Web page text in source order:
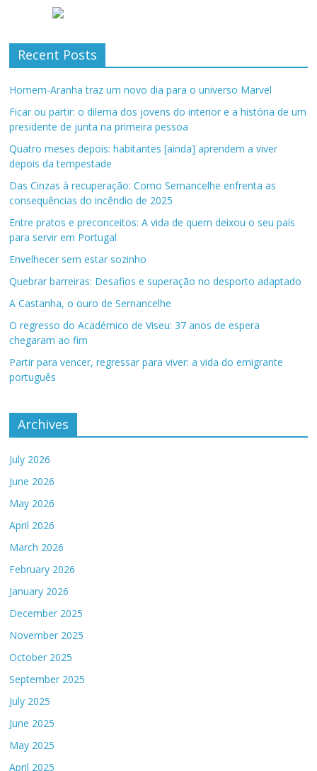
Recent Posts
Homem-Aranha traz um novo dia para o universo Marvel
Ficar ou partir: o dilema dos jovens do interior e a história de um
presidente de junta na primeira pessoa
Quatro meses depois: habitantes [ainda] aprendem a viver
depois da tempestade
Das Cinzas à recuperação: Como Sernancelhe enfrenta as
consequências do incêndio de 2025
Entre pratos e preconceitos: A vida de quem deixou o seu país
para servir em Portugal
Envelhecer sem estar sozinho
Quebrar barreiras: Desafios e superação no desporto adaptado
A Castanha, o ouro de Sernancelhe
O regresso do Académico de Viseu: 37 anos de espera
chegaram ao fim
Partir para vencer, regressar para viver: a vida do emigrante
português
Archives
July 2026
June 2026
May 2026
April 2026
March 2026
February 2026
January 2026
December 2025
November 2025
October 2025
September 2025
July 2025
June 2025
May 2025
April 2025